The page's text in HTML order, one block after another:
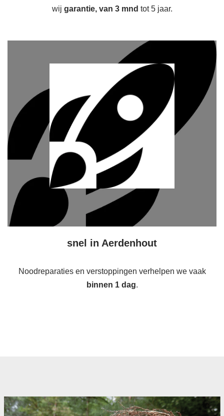
wij garantie, van 3 mnd tot 5 jaar.
snel in Aerdenhout
Noodreparaties en verstoppingen verhelpen we vaak
binnen 1 dag.